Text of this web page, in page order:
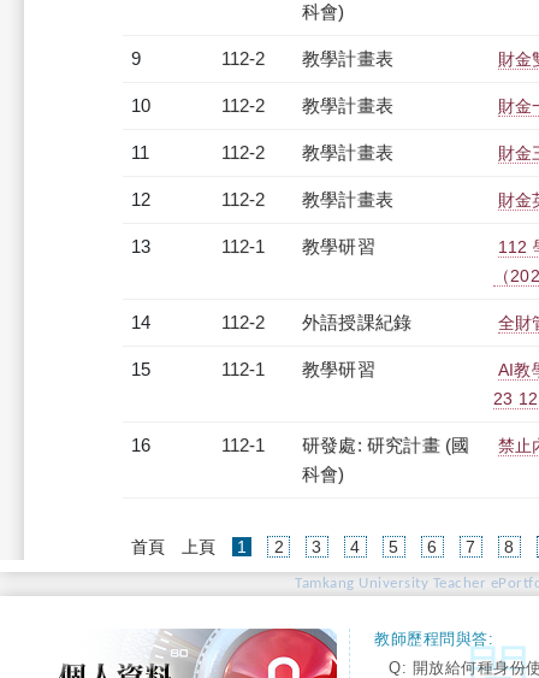
科會)
9 112-2 教學計畫表 財金
10 112-2 教學計畫表 財金
11 112-2 教學計畫表 財金
12 112-2 教學計畫表 財金
13 112-1 教學研習
112
（
14 112-2 外語授課紀錄 全財
15 112-1 教學研習
AI教
23
16 112-1
研發處: 研究計畫 (國
科會)
禁止
首頁 上頁 1 (current)
2 3 4 5 6 7 8
Tamkang University Teacher
教師歷程問與答:
Q: 開放給何種身份